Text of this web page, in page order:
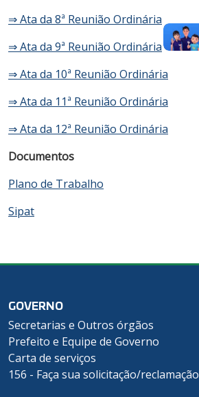
⇒ Ata da 8ª Reunião Ordinária
⇒ Ata da 9ª Reunião Ordinária
⇒ Ata da 10ª Reunião Ordinária
⇒ Ata da 11ª Reunião Ordinária
⇒ Ata da 12ª Reunião Ordinária
Documentos
Plano de Trabalho
Sipat
GOVERNO
Secretarias e Outros órgãos
Prefeito e Equipe de Governo
Carta de serviços
156 - Faça sua solicitação/reclamação